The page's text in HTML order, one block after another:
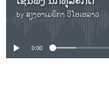
by ສຽງອາເມຣິກາ ວີໂອເອລາວ
No media
0:00